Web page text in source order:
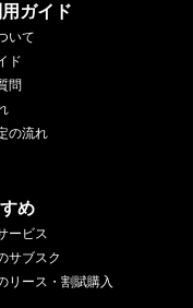
ガイド
いて
ド
問
の流れ
め
ービス
サブスク
リース・割賦購入